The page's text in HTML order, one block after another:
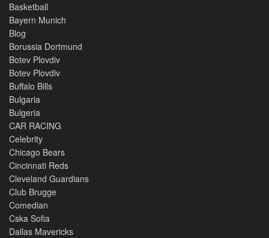
Basketball
Bayern Munich
Blog
Borussia Dortmund
Botev Plovdiv
Botev Plovdiv
Buffalo Bills
Bulgaria
Bulgeria
CAR RACING
Celebrity
Chicago Bears
Cincinnati Reds
Cleveland Guardians
Club Brugge
Comedian
Cska Sofia
Dallas Mavericks